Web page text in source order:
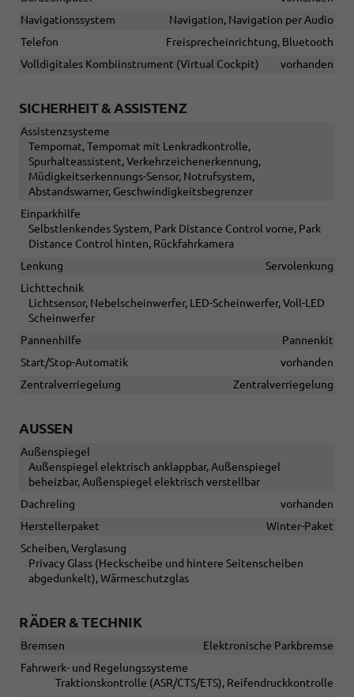
Navigationssystem
Navigation, Navigation per Audio
Telefon
Freisprecheinrichtung, Bluetooth
Volldigitales Kombiinstrument (Virtual Cockpit)
vorhanden
SICHERHEIT & ASSISTENZ
Assistenzsysteme
Tempomat, Tempomat mit Lenkradkontrolle,
Spurhalteassistent, Verkehrzeichenerkennung,
Müdigkeitserkennungs-Sensor, Notrufsystem,
Abstandswarner, Geschwindigkeitsbegrenzer
Einparkhilfe
Selbstlenkendes System, Park Distance Control vorne, Park
Distance Control hinten, Rückfahrkamera
Lenkung
Servolenkung
Lichttechnik
Lichtsensor, Nebelscheinwerfer, LED-Scheinwerfer, Voll-LED
Scheinwerfer
Pannenhilfe
Pannenkit
Start/Stop-Automatik
vorhanden
Zentralverriegelung
Zentralverriegelung
AUSSEN
Außenspiegel
Außenspiegel elektrisch anklappbar, Außenspiegel
beheizbar, Außenspiegel elektrisch verstellbar
Dachreling
vorhanden
Herstellerpaket
Winter-Paket
Scheiben, Verglasung
Privacy Glass (Heckscheibe und hintere Seitenscheiben
abgedunkelt), Wärmeschutzglas
RÄDER & TECHNIK
Bremsen
Elektronische Parkbremse
Fahrwerk- und Regelungssysteme
Traktionskontrolle (ASR/CTS/ETS), Reifendruckkontrolle